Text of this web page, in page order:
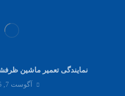
نمایندگی تعمیر ماشین
آگوست 7, 2026